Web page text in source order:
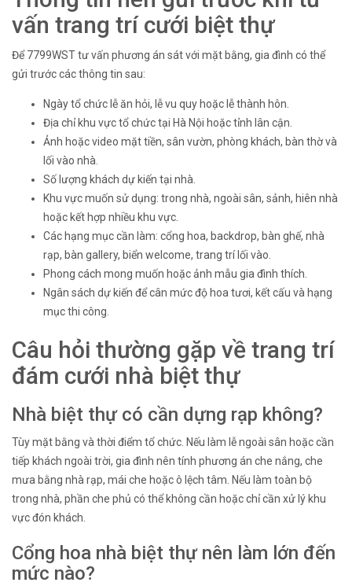
vấn trang trí cưới biệt thự
Để 7799WST tư vấn phương án sát với mặt bằng, gia đình có thể
gửi trước các thông tin sau:
Ngày tổ chức lễ ăn hỏi, lễ vu quy hoặc lễ thành hôn.
Địa chỉ khu vực tổ chức tại Hà Nội hoặc tỉnh lân cận.
Ảnh hoặc video mặt tiền, sân vườn, phòng khách, bàn thờ và
lối vào nhà.
Số lượng khách dự kiến tại nhà.
Khu vực muốn sử dụng: trong nhà, ngoài sân, sảnh, hiên nhà
hoặc kết hợp nhiều khu vực.
Các hạng mục cần làm: cổng hoa, backdrop, bàn ghế, nhà
rạp, bàn gallery, biển welcome, trang trí lối vào.
Phong cách mong muốn hoặc ảnh mẫu gia đình thích.
Ngân sách dự kiến để cân mức độ hoa tươi, kết cấu và hạng
mục thi công.
Câu hỏi thường gặp về trang trí
đám cưới nhà biệt thự
Nhà biệt thự có cần dựng rạp không?
Tùy mặt bằng và thời điểm tổ chức. Nếu làm lễ ngoài sân hoặc cần
tiếp khách ngoài trời, gia đình nên tính phương án che nắng, che
mưa bằng nhà rạp, mái che hoặc ô lệch tâm. Nếu làm toàn bộ
trong nhà, phần che phủ có thể không cần hoặc chỉ cần xử lý khu
vực đón khách.
Cổng hoa nhà biệt thự nên làm lớn đến
mức nào?